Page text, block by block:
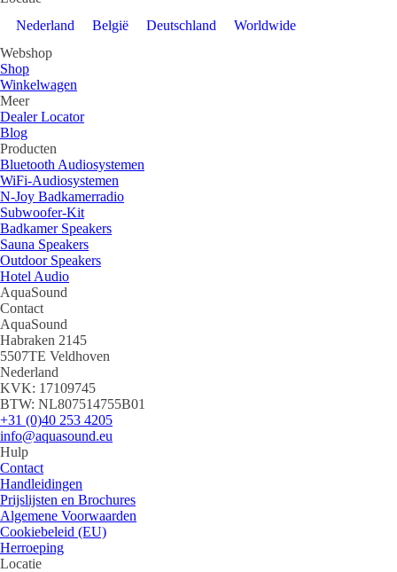
Nederland
België Deutschland
Worldwide
Webshop
Shop
Winkelwagen
Meer
Dealer Locator
Blog
Producten
Bluetooth Audiosystemen
WiFi-Audiosystemen
N-Joy Badkamerradio
Subwoofer-Kit
Badkamer Speakers
Sauna Speakers
Outdoor Speakers
Hotel Audio
AquaSound
Contact
AquaSound
Habraken 2145
5507TE Veldhoven
Nederland
KVK: 17109745
BTW: NL807514755B01
+31 (0)40 253 4205
info@aquasound.eu
Hulp
Contact
Handleidingen
Prijslijsten en Brochures
Algemene Voorwaarden
Cookiebeleid (EU)
Herroeping
Locatie